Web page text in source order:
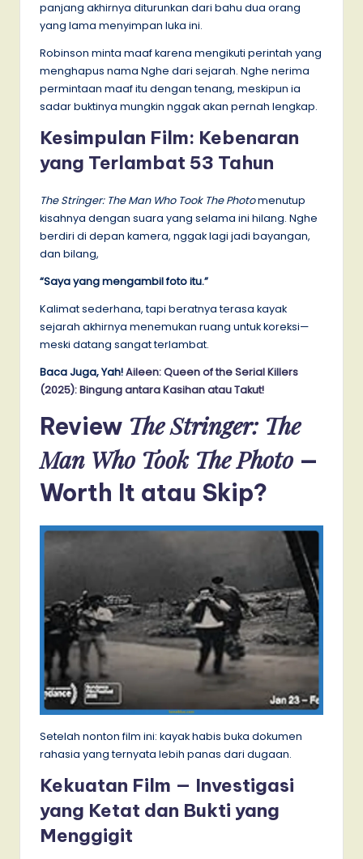
panjang akhirnya diturunkan dari bahu dua orang
yang lama menyimpan luka ini.
Robinson minta maaf karena mengikuti perintah yang
menghapus nama Nghe dari sejarah. Nghe nerima
permintaan maaf itu dengan tenang, meskipun ia
sadar buktinya mungkin nggak akan pernah lengkap.
Kesimpulan Film: Kebenaran
yang Terlambat 53 Tahun
The Stringer: The Man Who Took The Photomenutup
kisahnya dengan suara yang selama ini hilang. Nghe
berdiri di depan kamera, nggak lagi jadi bayangan,
dan bilang,
“Saya yang mengambil foto itu.”
Kalimat sederhana, tapi beratnya terasa kayak
sejarah akhirnya menemukan ruang untuk koreksi—
meski datang sangat terlambat.
Baca Juga, Yah!Aileen: Queen of the Serial Killers
(2025): Bingung antara Kasihan atau Takut!
Review The Stringer: The
Man Who Took The Photo —
Worth It atau Skip?
Setelah nonton film ini: kayak habis buka dokumen
rahasia yang ternyata lebih panas dari dugaan.
Kekuatan Film — Investigasi
yang Ketat dan Bukti yang
Menggigit